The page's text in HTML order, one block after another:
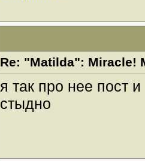
Re: "Matilda": Miracle!
я так про нее пост
стыдно